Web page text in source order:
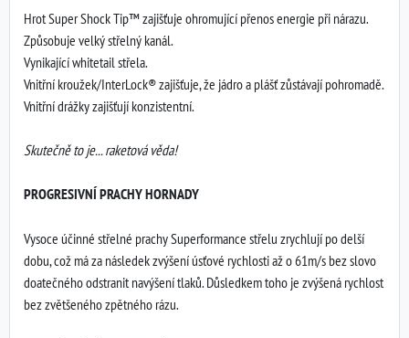
Hrot Super Shock Tip™ zajišťuje ohromující přenos energie při nárazu.
Způsobuje velký střelný kanál.
Vynikající whitetail střela.
Vnitřní kroužek/InterLock® zajišťuje, že jádro a plášť zůstávají pohromadě.
Vnitřní drážky zajišťují konzistentní.
Skutečně to je... raketová věda!
PROGRESIVNÍ PRACHY HORNADY
Vysoce účinné střelné prachy Superformance střelu zrychlují po delší
dobu, což má za následek zvýšení úsťové rychlosti až o 61m/s bez slovo
doatečného odstranit navýšení tlaků. Důsledkem toho je zvýšená rychlost
bez zvětšeného zpětného rázu.